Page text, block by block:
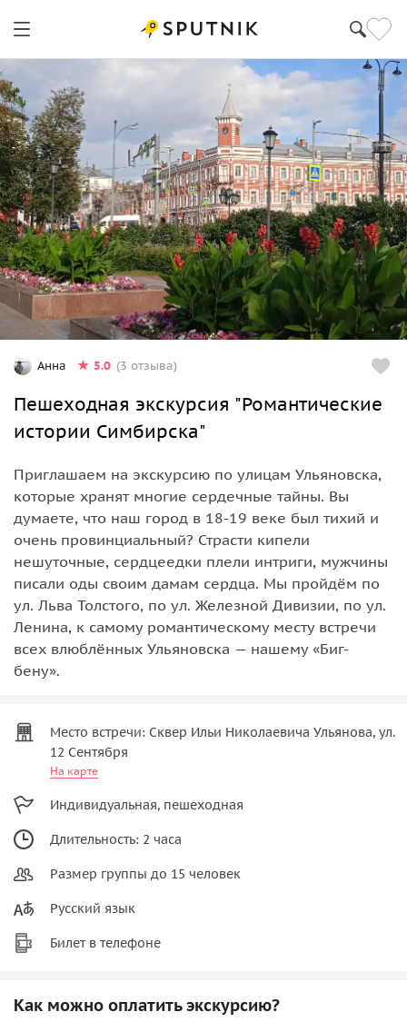
Анна 5.0 (3 отзыва)
Пешеходная экскурсия "Романтические
истории Симбирска"
Приглашаем на экскурсию по улицам Ульяновска,
которые хранят многие сердечные тайны. Вы
думаете, что наш город в 18-19 веке был тихий и
очень провинциальный? Страсти кипели
нешуточные, сердцеедки плели интриги, мужчины
писали оды своим дамам сердца. Мы пройдëм по
ул. Льва Толстого, по ул. Железной Дивизии, по ул.
Ленина, к самому романтическому месту встречи
всех влюблённых Ульяновска — нашему «Биг-
бену».
Место встречи: Сквер Ильи Николаевича Ульянова, ул.
12 Сентября
На карте
Индивидуальная, пешеходная
Длительность: 2 часа
Размер группы до 15 человек
Русский язык
Билет в телефоне
Как можно оплатить экскурсию?